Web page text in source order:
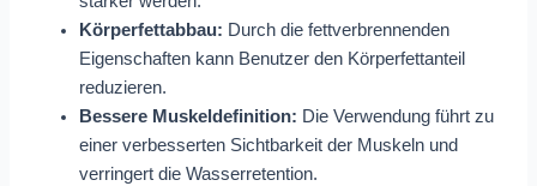
Körperfettabbau: Durch die fettverbrennenden
Eigenschaften kann Benutzer den Körperfettanteil
reduzieren.
Bessere Muskeldefinition: Die Verwendung führt zu
einer verbesserten Sichtbarkeit der Muskeln und
verringert die Wasserretention.